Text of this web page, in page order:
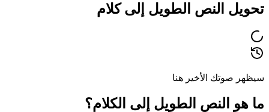
تحويل النص الطويل إلى كلام
سيظهر صوتك الأخير هنا
ما هو النص الطويل إلى الكلام؟